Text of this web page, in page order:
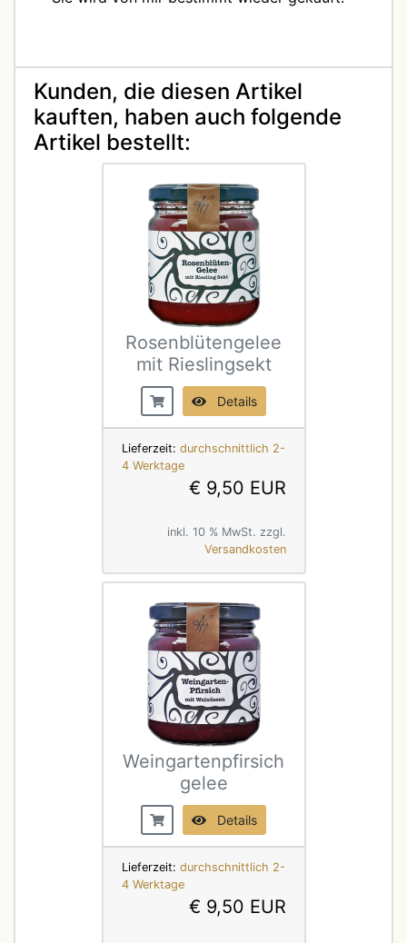
Kunden, die diesen Artikel
kauften, haben auch folgende
Artikel bestellt:
Rosenblütengelee
mit Rieslingsekt
Details
Lieferzeit: durchschnittlich 2-
4 Werktage
€ 9,50 EUR
inkl. 10 % MwSt. zzgl.
Versandkosten
Weingartenpfirsich
gelee
Details
Lieferzeit: durchschnittlich 2-
4 Werktage
€ 9,50 EUR